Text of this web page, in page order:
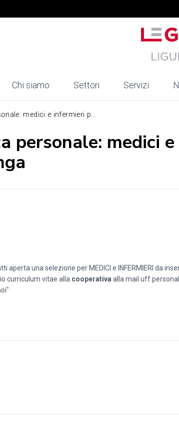
Chi siamo Settori Servizi
medici e infermieri p...
personale: medici
aperta una selezione per MEDICI e INFERMIERI da
curriculum vitae alla cooperativa alla mail